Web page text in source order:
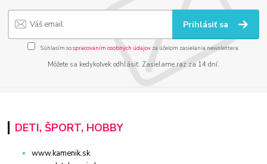
Prihlásiť sa
Súhlasím sospracovaním osobných údajov za účelom zasielania newslettera.
Môžete sa kedykoľvek odhlásiť. Zasielame raz za 14 dní.
DETI, ŠPORT, HOBBY
www.kamenik.sk